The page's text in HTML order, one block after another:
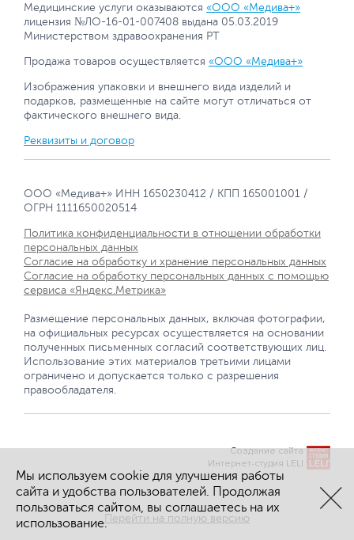
Медицинские услуги оказываются «ООО «Медива+»
лицензия №ЛО-16-01-007408 выдана 05.03.2019
Министерством здравоохранения РТ
Продажа товаров осуществляется «ООО «Медива+»
Изображения упаковки и внешнего вида изделий и
подарков, размещенные на сайте могут отличаться от
фактического внешнего вида.
Реквизиты и договор
ООО «Медива+» ИНН 1650230412 / КПП 165001001 /
ОГРН 1111650020514
Политика конфиденциальности в отношении обработки
персональных данных
Согласие на обработку и хранение персональных данных
Согласие на обработку персональных данных с помощью
сервиса «Яндекс.Метрика»
Размещение персональных данных, включая фотографии,
на официальных ресурсах осуществляется на основании
полученных письменных согласий соответствующих лиц.
Использование этих материалов третьими лицами
ограничено и допускается только с разрешения
правообладателя.
Создание сайта
Интернет-студия LELI
Перейти на полную версию
Мы используем cookie для улучшения работы
сайта и удобства пользователей. Продолжая
пользоваться сайтом, вы соглашаетесь на их
использование.